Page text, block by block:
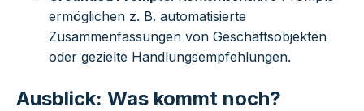
ermöglichen z. B. automatisierte
Zusammenfassungen von Geschäftsobjekten
oder gezielte Handlungsempfehlungen.
Ausblick: Was kommt noch?